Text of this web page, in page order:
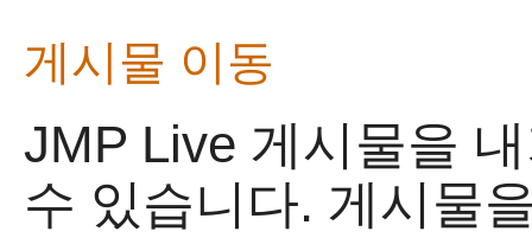
게시물 이동
JMP Live 게시물을
수 있습니다. 게시물